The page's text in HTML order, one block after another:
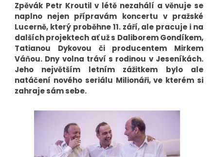
Zpěvák Petr Kroutil v létě nezahálí a věnuje se
naplno nejen přípravám koncertu v pražské
Lucerně, který proběhne 11. září, ale pracuje i na
dalších projektech ať už s Daliborem Gondíkem,
Tatianou Dykovou či producentem Mirkem
Váňou. Dny volna tráví s rodinou v Jeseníkách.
Jeho největším letním zážitkem bylo ale
natáčení nového seriálu Milionáři, ve kterém si
zahraje sám sebe.